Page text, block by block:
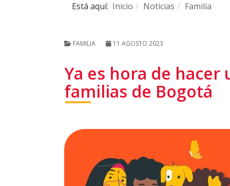
Está aquí: Inicio Noticias Familia
FAMILIA 11 AGOSTO 2023
Ya es hora de
familias de Bogotá